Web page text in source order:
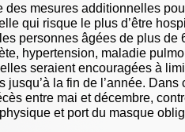
des mesures additionnelles
qui risque le plus d’être
personnes âgées de plus de
hypertension, maladie
seraient encouragées à
jusqu’à la fin de l’année. Dans
entre mai et décembre,
et port du masque